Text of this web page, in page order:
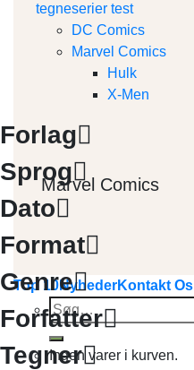
Marvel Comics
Top 10NyhederKontakt Os
Søg
efter:
Ingen varer i kurven.
tegneserier test
DC Comics
Marvel Comics
Hulk
X-Men
Forlag
Sprog
Dato
Format
Genre
Forfatter
Tegner